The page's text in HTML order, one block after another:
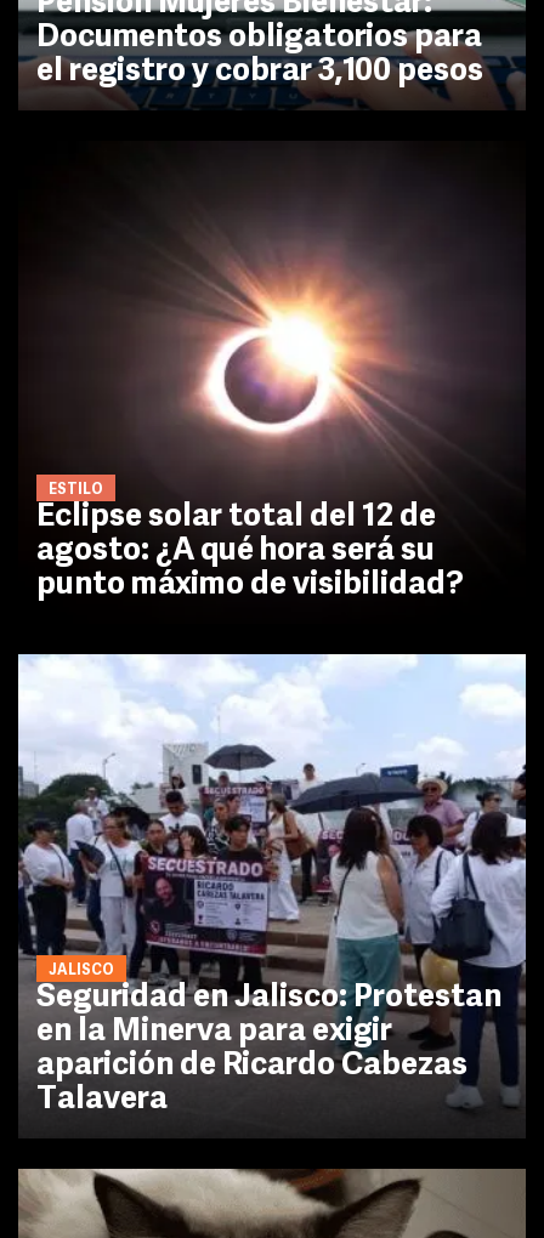
Documentos obligatorios para
el registro y cobrar 3,100 pesos
ESTILO
Eclipse solar total del 12 de
agosto: ¿A qué hora será su
punto máximo de visibilidad?
JALISCO
Seguridad en Jalisco: Protestan
en la Minerva para exigir
aparición de Ricardo Cabezas
Talavera